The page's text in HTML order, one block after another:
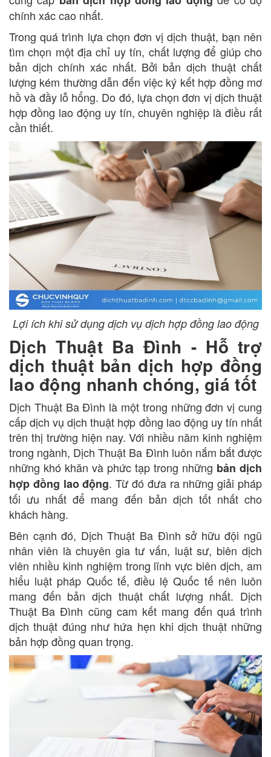
chính xác cao nhất.
Trong quá trình lựa chọn đơn vị dịch thuật, bạn nên
tìm chọn một địa chỉ uy tín, chất lượng để giúp cho
bản dịch chính xác nhất. Bởi bản dịch thuật chất
lượng kém thường dẫn đến việc ký kết hợp đồng mơ
hồ và đầy lỗ hổng. Do đó, lựa chọn đơn vị dịch thuật
hợp đồng lao động uy tín, chuyên nghiệp là điều rất
cần thiết.
Lợi ích khi sử dụng dịch vụ dịch hợp đồng lao động
Dịch Thuật Ba Đình - Hỗ trợ
dịch thuật bản dịch hợp đồng
lao động nhanh chóng, giá tốt
Dịch Thuật Ba Đình là một trong những đơn vị cung
cấp dịch vụ dịch thuật hợp đồng lao động uy tín nhất
trên thị trường hiện nay. Với nhiều năm kinh nghiệm
trong ngành, Dịch Thuật Ba Đình luôn nắm bắt được
những khó khăn và phức tạp trong những bản dịch
hợp đồng lao động. Từ đó đưa ra những giải pháp
tối ưu nhất để mang đến bản dịch tốt nhất cho
khách hàng.
Bên cạnh đó, Dịch Thuật Ba Đình sở hữu đội ngũ
nhân viên là chuyên gia tư vấn, luật sư, biên dịch
viên nhiều kinh nghiệm trong lĩnh vực biên dịch, am
hiểu luật pháp Quốc tế, điều lệ Quốc tế nên luôn
mang đến bản dịch thuật chất lượng nhất. Dịch
Thuật Ba Đình cũng cam kết mang đến quá trình
dịch thuật đúng như hứa hẹn khi dịch thuật những
bản hợp đồng quan trọng.